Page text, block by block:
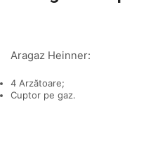
Aragaz Heinner:
4 Arzătoare;
Cuptor pe gaz.